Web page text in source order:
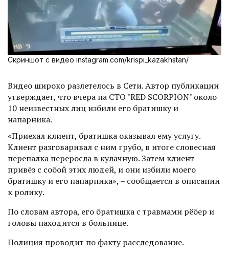
Скриншот с видео instagram.com/krispi_kazakhstan/
Видео широко разлетелось в Сети. Автор публикации
утверждает, что вчера на СТО "RED SCORPION" около
10 неизвестных лиц избили его братишку и
напарника.
«Приехал клиент, братишка оказывал ему услугу.
Клиент разговаривал с ним грубо, в итоге словесная
перепалка переросла в кулачную. Затем клиент
привёз с собой этих людей, и они избили моего
братишку и его напарника», – сообщается в описании
к ролику.
По словам автора, его братишка с травмами рёбер и
головы находится в больнице.
Полиция проводит по факту расследование.